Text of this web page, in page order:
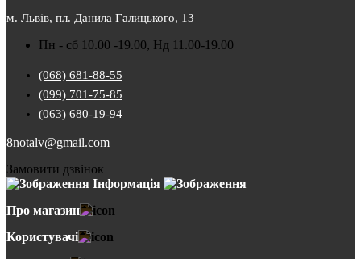
м. Львів, пл. Данила Галицького, 13
Пн - сб 10.00 -19.00, Нд 11.00-19.00
(068) 681-88-55
(099) 701-75-85
(063) 680-19-94
8notalv@gmail.com
Замовити дзвінок
Інформація
Про магазин
Користувачі